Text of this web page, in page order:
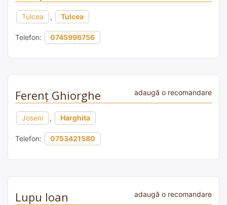
Tulcea , Tulcea
Telefon: 0745996756
Ferenţ Ghiorghe adaugă o recomandare
Joseni , Harghita
Telefon: 0753421580
Lupu Ioan adaugă o recomandare